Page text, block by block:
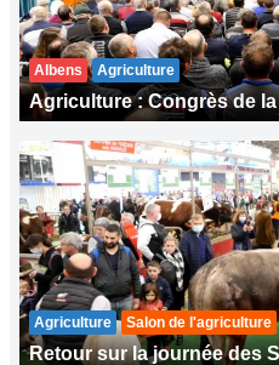
Albens Agriculture
Agriculture : Congrès de
Agriculture Salon de l'agriculture
Retour sur la journée des